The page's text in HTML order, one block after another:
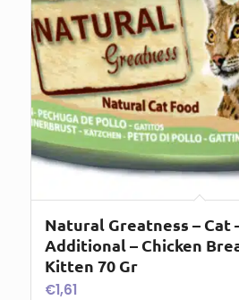
Natural Greatness – Cat
Additional – Chicken
Kitten 70 Gr
€1,61